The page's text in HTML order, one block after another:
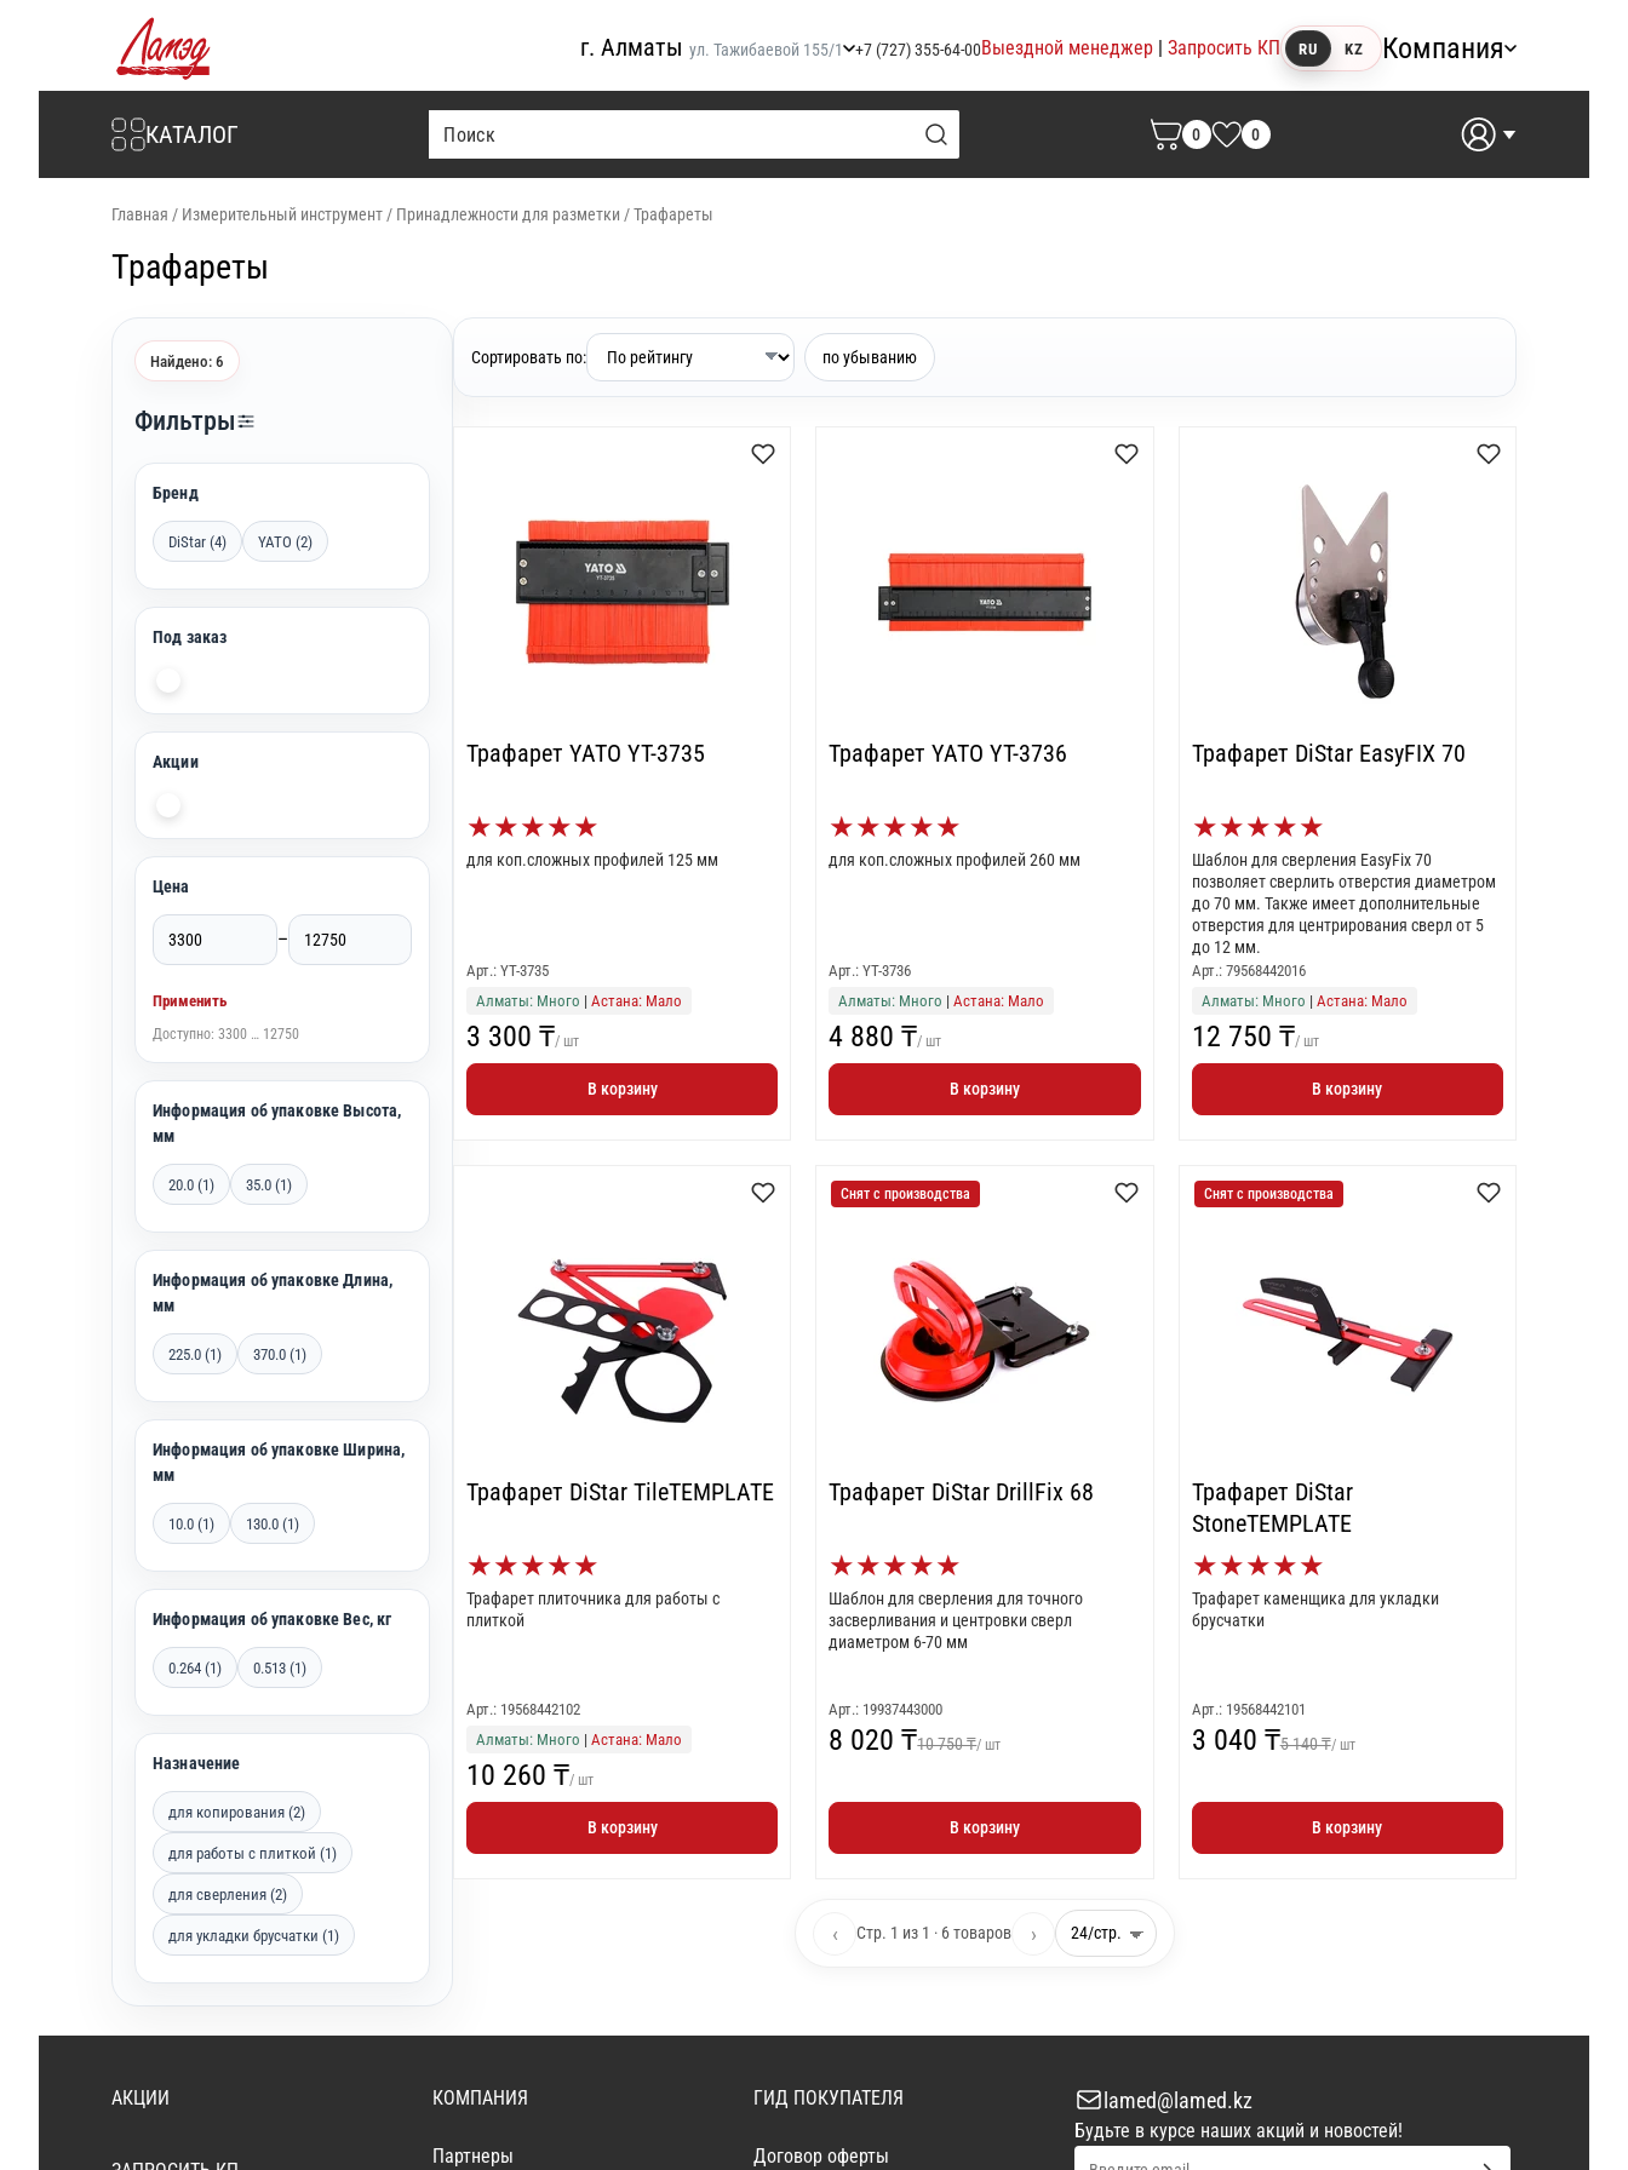
Интернет-магазин Ламэд
г. Алматы ул. Тажибаевой 155/1 +7 (727) 355-64-00Выездной менеджер | Запросить КП RU KZ Компания
КАТАЛОГ 0 0
Главная / Измерительный инструмент / Принадлежности для разметки /Трафареты
Трафареты
Найдено: 6
Фильтры
Бренд
DiStar (4) YATO (2)
Под заказ
Акции
Цена
–
Применить
Доступно: 3300 … 12750
Информация об упаковке Высота,
мм
20.0 (1) 35.0 (1)
Информация об упаковке Длина,
мм
225.0 (1) 370.0 (1)
Информация об упаковке Ширина,
мм
10.0 (1) 130.0 (1)
Информация об упаковке Вес, кг
0.264 (1) 0.513 (1)
Назначение
для копирования (2)
для работы с плиткой (1)
для сверления (2)
для укладки брусчатки (1)
Сортировать по: по убыванию
Трафарет YATO YT-3735
★★★★★
для коп.сложных профилей 125 мм
Арт.: YT-3735
Алматы: Много | Астана: Мало
3 300 ₸/ шт
В корзину
Трафарет YATO YT-3736
★★★★★
для коп.сложных профилей 260 мм
Арт.: YT-3736
Алматы: Много |Астана: Мало
4 880 ₸/ шт
В корзину
Трафарет DiStar EasyFIX 70
★★★★★
Шаблон для сверления EasyFix 70
позволяет сверлить отверстия диаметром
до 70 мм. Также имеет дополнительные
отверстия для центрирования сверл от 5
до 12 мм.
Арт.: 79568442016
Алматы: Много | Астана: Мало
12 750 ₸/ шт
В корзину
Трафарет DiStar TileTEMPLATE
★★★★★
Трафарет плиточника для работы с
плиткой
Арт.: 19568442102
Алматы: Много | Астана: Мало
10 260 ₸/ шт
В корзину
Снят с производства
Трафарет DiStar DrillFix 68
★★★★★
Шаблон для сверления для точного
засверливания и центровки сверл
диаметром 6-70 мм
Арт.: 19937443000
8 020 ₸10 750 ₸/ шт
В корзину
Снят с производства
Трафарет DiStar
StoneTEMPLATE
★★★★★
Трафарет каменщика для укладки
брусчатки
Арт.: 19568442101
3 040 ₸5 140 ₸/ шт
В корзину
‹ Стр. 1 из 1 · 6 товаров ›
АКЦИИ КОМПАНИЯ
Партнеры
ГИД ПОКУПАТЕЛЯ
Договор оферты
lamed@lamed.kz
Будьте в курсе наших акций и новостей!